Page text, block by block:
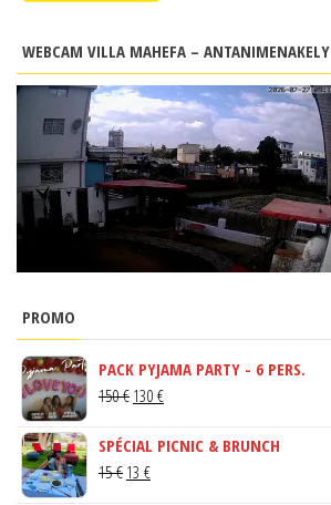
WEBCAM VILLA MAHEFA – ANTANIMENAKELY
PROMO
PACK PYJAMA PARTY - 6 PERS.
150€ LE
INITIAL
ÉTAIT :
130 €LE
ACTUEL
SPÉCIAL PICNIC & BRUNCH
15€ LE
13 €LE